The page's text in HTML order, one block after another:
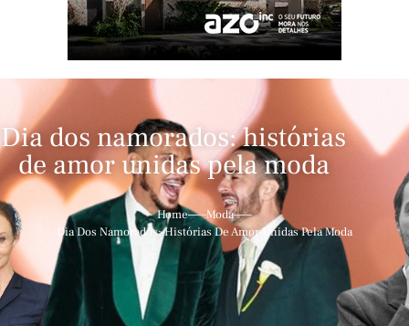
Dia dos namorados: histórias
de amor unidas pela moda
Home
Moda
Dia Dos Namorados: Histórias De Amor Unidas Pela Moda